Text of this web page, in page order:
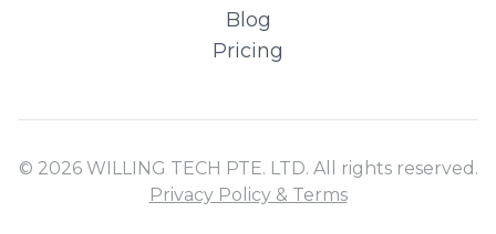
Blog
Pricing
© 2026 WILLING TECH PTE. LTD. All rights reserved.
Privacy Policy & Terms